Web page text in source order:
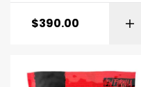
$390.00